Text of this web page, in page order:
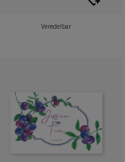
Veredelbar